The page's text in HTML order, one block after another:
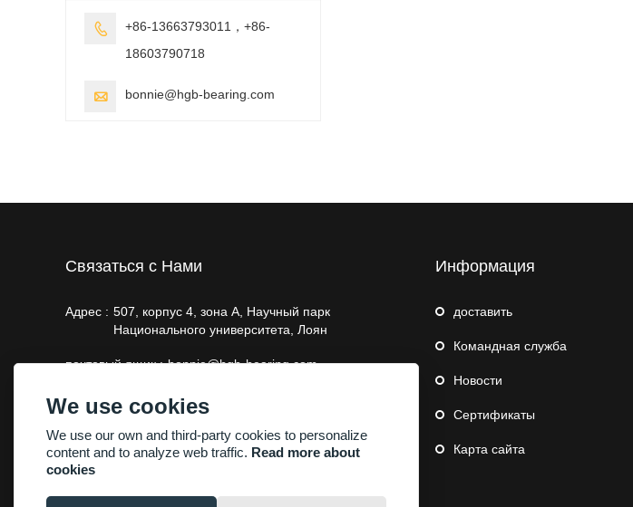

+86-13663793011，+86-
18603790718
 bonnie@hgb-bearing.com
Связаться с Нами
Адрес : 507, корпус 4, зона А, Научный парк
Национального университета, Лоян
почтовый ящик : bonnie@hgb-bearing.com
Телефон : +86-13663793011，+86-18603790718
Информация
доставить
Командная служба
Hовости
Сертификаты
Карта сайта
We use cookies
We use our own and third-party cookies to personalize
content and to analyze web traffic. Read more about
cookies